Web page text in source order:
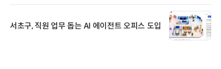
서초구, 직원 업무 돕는 AI 에이전트 오피스 도입